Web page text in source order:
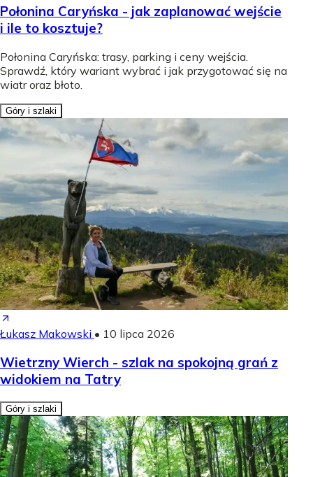
Połonina Caryńska - jak zaplanować wejście
i ile to kosztuje?
Połonina Caryńska: trasy, parking i ceny wejścia.
Sprawdź, który wariant wybrać i jak przygotować się na
wiatr oraz błoto.
Góry i szlaki
Łukasz Makowski • 10 lipca 2026
Wietrzny Wierch - szlak na spokojną grań z
widokiem na Tatry
Góry i szlaki